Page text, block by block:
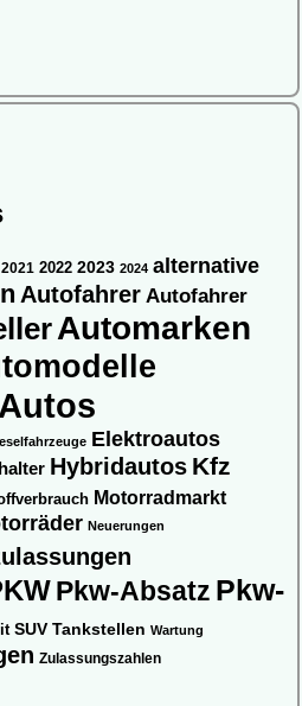
2021 2022 2023 2024 alternative
Autofahrer Autofahrer
Automarken
Autos
Elektroautos
Hybridautos Kfz
Motorradmarkt
Neuerungen
Pkw-Absatz Pkw-
SUV Tankstellen Wartung
Zulassungszahlen